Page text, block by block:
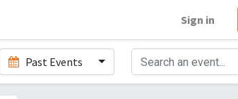
Sign in
Past Events